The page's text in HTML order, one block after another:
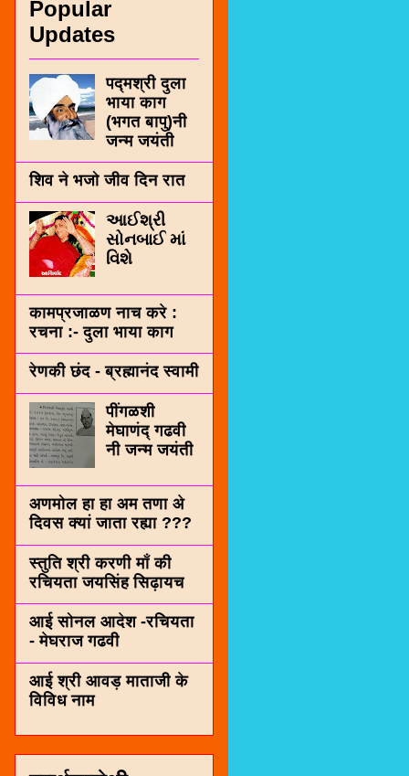
Popular
Updates
पद्मश्री दुला
भाया काग
(भगत बापु)नी
जन्म जयंती
शिव ने भजो जीव दिन रात
આઈશ્રી
સોનબાઈ માં
વિશે
कामप्रजाळण नाच करे :
रचना :- दुला भाया काग
रेणकी छंद - ब्रह्मानंद स्वामी
पींगळशी
मेघाणंद् गढवी
नी जन्म जयंती
अणमोल हा हा अम तणा अे
दिवस क्यां जाता रह्या ???
स्तुति श्री करणी माँ की
रचियता जयसिंह सिढ़ायच
आई सोनल आदेश -रचियता
- मेघराज गढवी
आई श्री आवड़ माताजी के
विविध नाम